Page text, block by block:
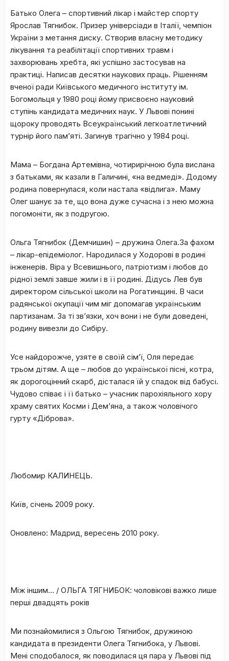
Батько Олега – спортивний лікар і майстер спорту
Ярослав Тягнибок. Призер універсіади в Італії, чемпіон
України з метання диску. Створив власну методику
лікування та реабілітації спортивних травм і
захворювань хребта, які успішно застосував на
практиці. Написав десятки наукових праць. Рішенням
вченої ради Київського медичного інституту ім.
Богомольця у 1980 році йому присвоєно науковий
ступінь кандидата медичних наук. У Львові понині
щороку проводять Всеукраїнський легкоатлетичний
турнір його пам’яті. Загинув трагічно у 1984 році.
Мама – Богдана Артемівна, чотирирічною була вислана
з батьками, як казали в Галичині, «на ведмеді». Додому
родина повернулася, коли настала «відлига». Маму
Олег шанує за те, що вона дуже сучасна і з нею можна
погомоніти, як з подругою.
Ольга Тягнибок (Демчишин) – дружина Олега.За фахом
– лікар-епідеміолог. Народилася у Ходорові в родині
інженерів. Віра у Всевишнього, патріотизм і любов до
рідної землі завше жили і в її родині. Дідусь Лев був
директором сільської школи на Рогатинщині. В часи
радянської окупації чим міг допомагав українським
партизанам. За ті зв’язки, хоч вони і не були доведені,
родину вивезли до Сибіру.
Усе найдорожче, узяте в своїй сім’ї, Оля передає
трьом дітям. А ще – любов до української пісні, котра,
як дорогоцінний скарб, дісталася їй у спадок від бабусі.
Чудово співає і її батько – учасник парохіяльного хору
храму святих Косми і Дем’яна, а також чоловічого
гурту «Діброва».
Любомир КАЛИНЕЦЬ.
Київ, січень 2009 року.
Оновлено: Мадрид, вересень 2010 року.
Між іншим… / ОЛЬГА ТЯГНИБОК: чоловікові важко лише
перші двадцять років
Ми познайомилися з Ольгою Тягнибок, дружиною
кандидата в президенти Олега Тягнибока, у Львові.
Мені сподобалося, як поводилася ця пара у Львові під